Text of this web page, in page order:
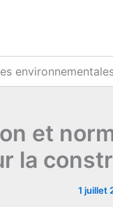
et
la
1 juillet